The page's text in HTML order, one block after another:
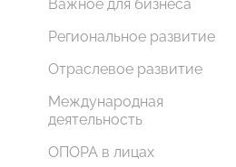
Важное для бизнеса
Региональное развитие
Отраслевое развитие
Международная
деятельность
ОПОРА в лицах